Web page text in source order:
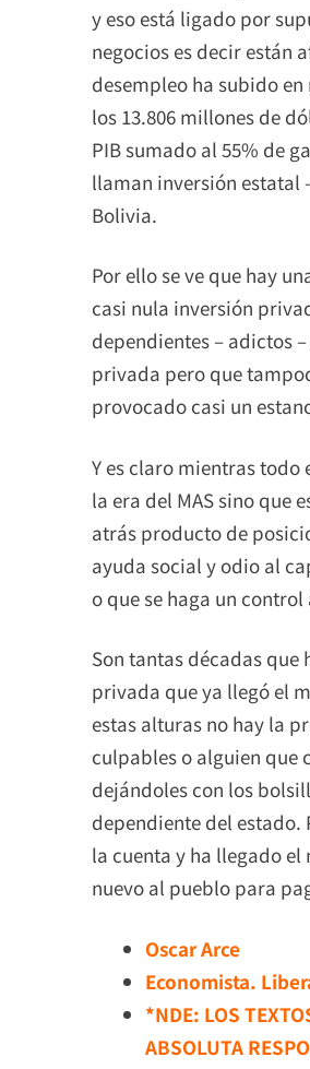
y eso está ligado por
negocios es decir están
desempleo ha subido
los 13.806 millones de
PIB sumado al 55% de
llaman inversión estatal
Bolivia.
Por ello se ve que hay
casi nula inversión
dependientes – adictos
privada pero que
provocado casi un
Y es claro mientras
la era del MAS sino que
atrás producto de
ayuda social y odio al
o que se haga un
Son tantas décadas
privada que ya llegó el
estas alturas no hay la
culpables o alguien que
dejándoles con los
dependiente del estado.
la cuenta y ha llegado
nuevo al pueblo para
Oscar Arce
Economista.
*NDE: LOS
ABSOLUTA